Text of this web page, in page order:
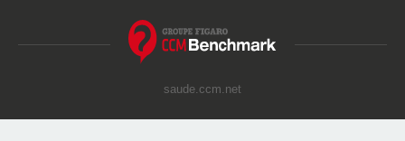
saude.ccm.net